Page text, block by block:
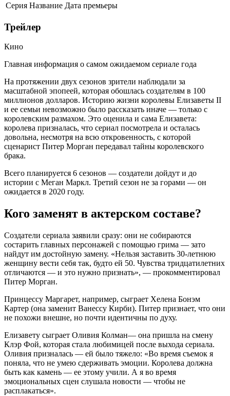
Серия Название Дата премьеры
Трейлер
Кино
Главная информация о самом ожидаемом сериале года
На протяжении двух сезонов зрители наблюдали за
масштабной эпопеей, которая обошлась создателям в 100
миллионов долларов. Историю жизни королевы Елизаветы II
и ее семьи невозможно было рассказать иначе — только с
королевским размахом. Это оценила и сама Елизавета:
королева призналась, что сериал посмотрела и осталась
довольна, несмотря на всю откровенность, с которой
сценарист Питер Морган передавал тайны королевского
брака.
Всего планируется 6 сезонов — создатели дойдут и до
истории с Меган Маркл. Третий сезон не за горами — он
ожидается в 2020 году.
Кого заменят в актерском составе?
Создатели сериала заявили сразу: они не собираются
состарить главных персонажей с помощью грима — зато
найдут им достойную замену. «Нельзя заставить 30-летнюю
женщину вести себя так, будто ей 50. Чувства тридцатилетних
отличаются — и это нужно признать», — прокомментировал
Питер Морган.
Принцессу Маргарет, например, сыграет Хелена Бонэм
Картер (она заменит Ванессу Кирби). Питер признает, что они
не похожи внешне, но почти идентичны по духу.
Елизавету сыграет Оливия Колман— она пришла на смену
Клэр Фой, которая стала любимицей после выхода сериала.
Оливия призналась — ей было тяжело: «Во время съемок я
поняла, что не умею сдерживать эмоции. Королева должна
быть как камень — ее этому учили. А я во время
эмоциональных сцен слушала новости — чтобы не
расплакаться».